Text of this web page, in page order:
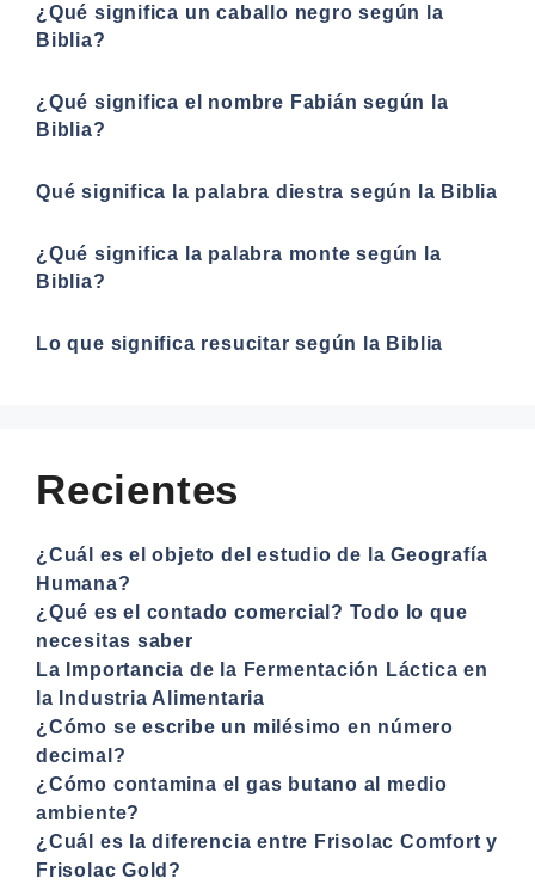
¿Qué significa un caballo negro según la
Biblia?
¿Qué significa el nombre Fabián según la
Biblia?
Qué significa la palabra diestra según la Biblia
¿Qué significa la palabra monte según la
Biblia?
Lo que significa resucitar según la Biblia
Recientes
¿Cuál es el objeto del estudio de la Geografía
Humana?
¿Qué es el contado comercial? Todo lo que
necesitas saber
La Importancia de la Fermentación Láctica en
la Industria Alimentaria
¿Cómo se escribe un milésimo en número
decimal?
¿Cómo contamina el gas butano al medio
ambiente?
¿Cuál es la diferencia entre Frisolac Comfort y
Frisolac Gold?